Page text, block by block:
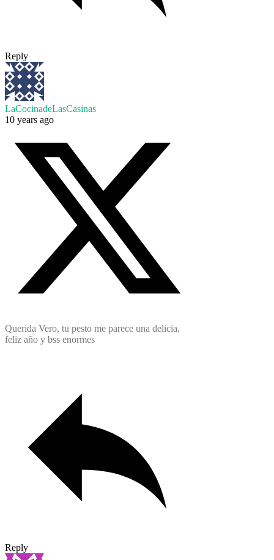
Reply
LaCocinadeLasCasinas
10 years ago
Querida Vero, tu pesto me parece una delicia,
feliz año y bss enormes
Reply